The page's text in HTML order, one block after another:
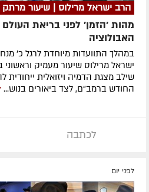
הרב ישראל מרילוס | שיעור מרתק
מהות 'הזמן' לפני בריאת
האבולוציה
במהלך התוועדות מיוחדת לרגל כ'
ישראל מרילוס שיעור מעמיק
שילב מצגת הדמיה ויזואלית
החודש ברמב"ם, לצד ביאורים בנוש...
לכתבה
לפני יום